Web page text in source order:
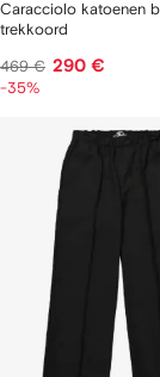
Caracciolo katoenen
trekkoord
469 € 290 €
-35%